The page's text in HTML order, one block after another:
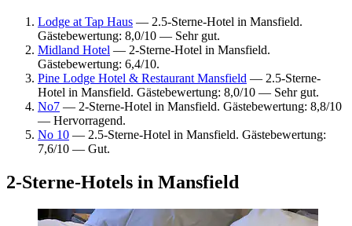
Lodge at Tap Haus — 2.5-Sterne-Hotel in Mansfield.
Gästebewertung: 8,0/10 — Sehr gut.
Midland Hotel — 2-Sterne-Hotel in Mansfield.
Gästebewertung: 6,4/10.
Pine Lodge Hotel & Restaurant Mansfield — 2.5-Sterne-
Hotel in Mansfield. Gästebewertung: 8,0/10 — Sehr gut.
No7 — 2-Sterne-Hotel in Mansfield. Gästebewertung: 8,8/10
— Hervorragend.
No 10 — 2.5-Sterne-Hotel in Mansfield. Gästebewertung:
7,6/10 — Gut.
2-Sterne-Hotels in Mansfield